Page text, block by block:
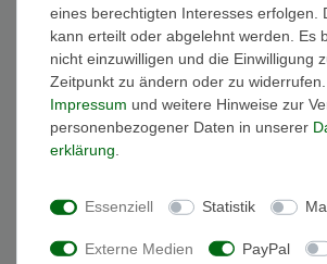
Beschreibung
Weitere Details
Marke: Miamar
eines berechtigten Interesses erfolgen.
kann erteilt oder abgelehnt werden. Es
nicht einzuwilligen und die Einwilligung
Zeitpunkt zu ändern oder zu
Impressum und weitere Hinweise zur
personenbezogener Daten in unserer
erklärung
Essenziell Statistik
Externe Medien PayPal